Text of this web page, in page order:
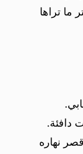
ما تراها
دافئة.
نهاره